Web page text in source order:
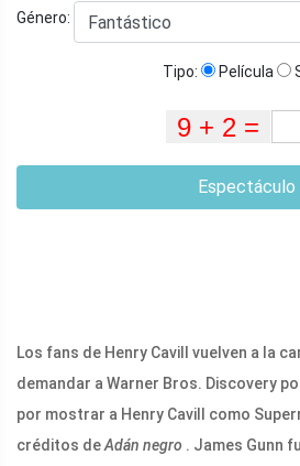
Género:
Tipo: Película
Espectáculo
Los fans de Henry Cavill vuelven a la
demandar a Warner Bros. Discovery
por mostrar a Henry Cavill como
créditos deAdán negro . James Gunn